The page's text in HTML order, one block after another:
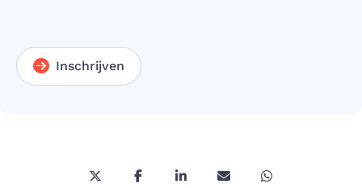
Inschrijven
Deel deze pagina via Twitter/X
Deel deze pagina op Facebook
Deel deze pagina op
Deel deze pagina via
Deel deze